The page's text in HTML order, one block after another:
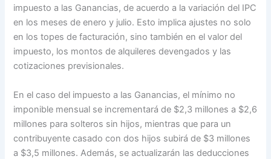
impuesto a las Ganancias, de acuerdo a la variación del IPC
en los meses de enero y julio. Esto implica ajustes no solo
en los topes de facturación, sino también en el valor del
impuesto, los montos de alquileres devengados y las
cotizaciones previsionales.
En el caso del impuesto a las Ganancias, el mínimo no
imponible mensual se incrementará de $2,3 millones a $2,6
millones para solteros sin hijos, mientras que para un
contribuyente casado con dos hijos subirá de $3 millones
a $3,5 millones. Además, se actualizarán las deducciones